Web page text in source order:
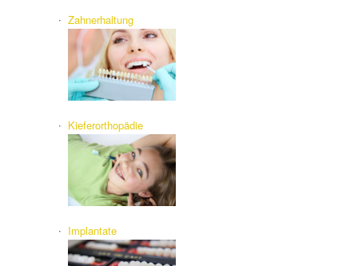
Zahnerhaltung
Kieferorthopädie
Implantate